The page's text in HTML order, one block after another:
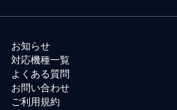
お知らせ
対応機種一覧
よくある質問
お問い合わせ
ご利用規約